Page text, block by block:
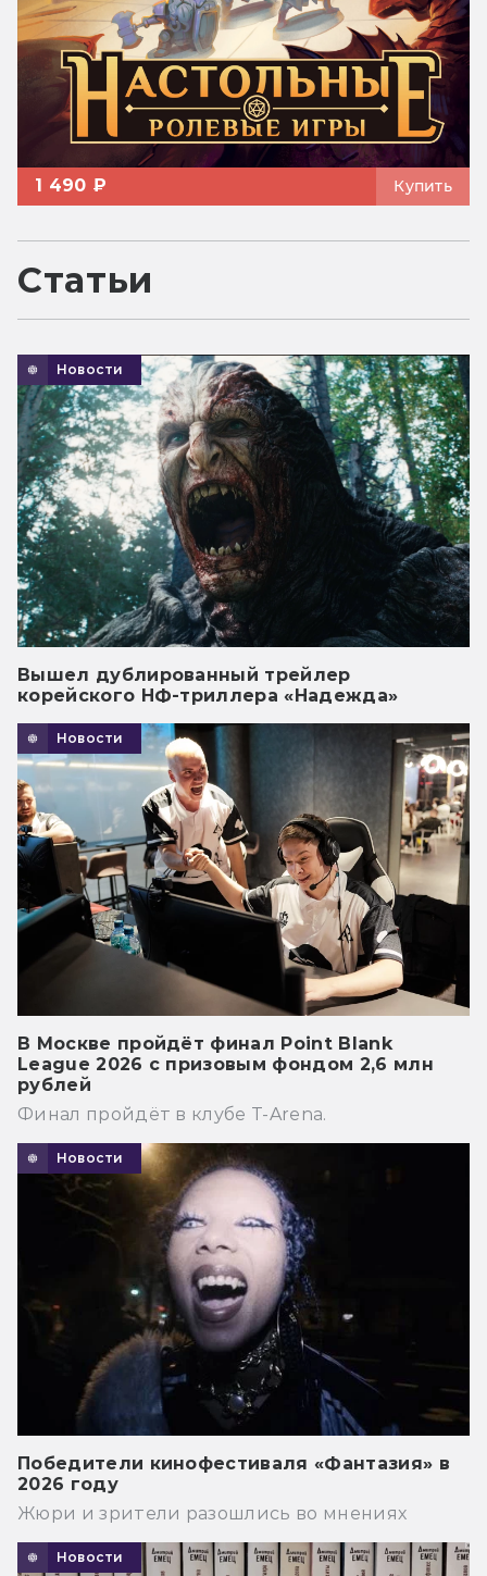
1 490 ₽ Купить
Статьи
Новости
Вышел дублированный трейлер
корейского НФ-триллера «Надежда»
Новости
В Москве пройдёт финал Point Blank
League 2026 с призовым фондом 2,6 млн
рублей
Финал пройдёт в клубе T-Arena.
Новости
Победители кинофестиваля «Фантазия» в
2026 году
Жюри и зрители разошлись во мнениях
Новости